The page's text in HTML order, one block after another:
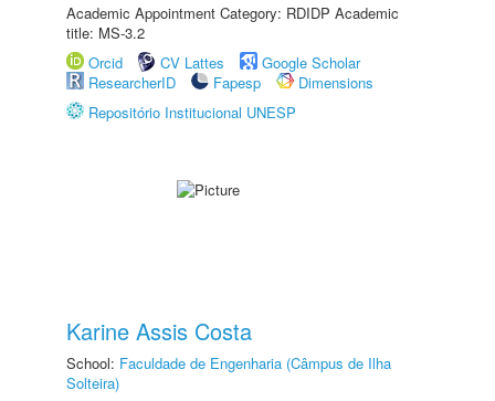
Academic Appointment Category: RDIDP Academic
title: MS-3.2
Orcid
CV Lattes
Google Scholar
ResearcherID
Fapesp
Dimensions
Repositório Institucional UNESP
Karine Assis Costa
School: Faculdade de Engenharia (Câmpus de Ilha
Solteira)